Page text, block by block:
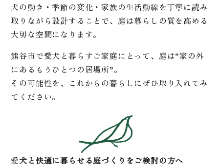
犬の動き・季節の変化・家族の生活動線を丁寧に読み
取りながら設計することで、庭は暮らしの質を高める
大切な空間になります。
熊谷市で愛犬と暮らすご家庭にとって、庭は“家の外
にあるもうひとつの居場所”。
その可能性を、これからの暮らしにぜひ取り入れてみ
てください。
愛犬と快適に暮らせる庭づくりをご検討の方へ